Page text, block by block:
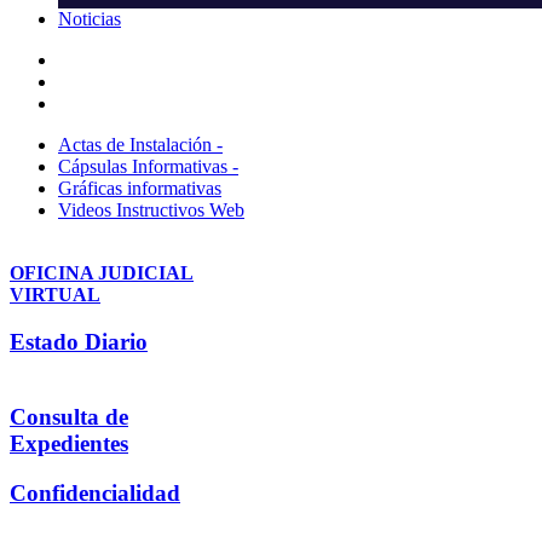
Noticias
Actas de Instalación -
Cápsulas Informativas -
Gráficas informativas
Videos Instructivos Web
OFICINA JUDICIAL
VIRTUAL
Estado Diario
Consulta de
Expedientes
Confidencialidad